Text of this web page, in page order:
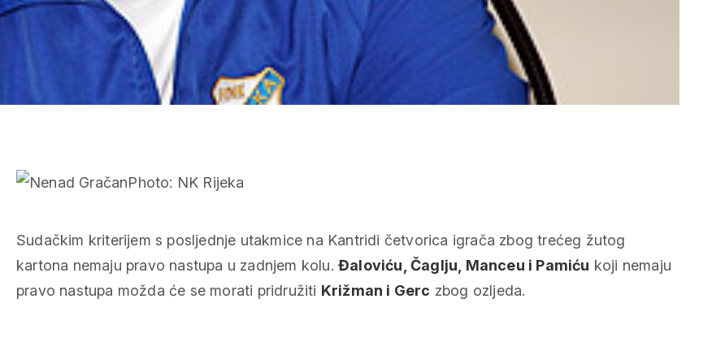
Sudačkim kriterijem s posljednje utakmice na Kantridi četvorica igrača zbog trećeg žutog
kartona nemaju pravo nastupa u zadnjem kolu.Đaloviću, Čaglju, Manceu i Pamiću koji nemaju
pravo nastupa možda će se morati pridružiti Križman i Gerc zbog ozljeda.